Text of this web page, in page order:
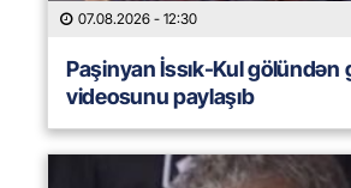
07.08.2026 - 12:30
Paşinyan İssık-Kul gölündən
videosunu paylaşıb